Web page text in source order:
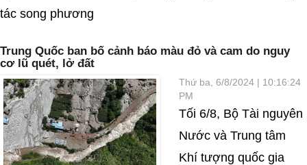
tác song phương
Trung Quốc ban bố cảnh báo màu đỏ và cam do nguy
cơ lũ quét, lở đất
Thứ ba, 6/8/2024 | 10:16:24
PM
Tối 6/8, Bộ Tài nguyên
Nước và Trung tâm
Khí tượng quốc gia